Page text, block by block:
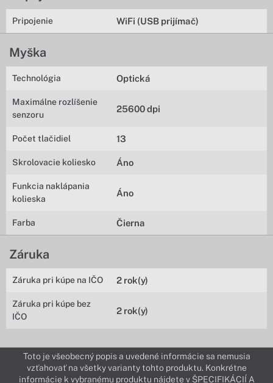
Pripojenie WiFi (USB prijímač)
Myška
Technológia Optická
Maximálne rozlíšenie
senzoru
25600 dpi
Počet tlačidiel 13
Skrolovacie koliesko Áno
Funkcia naklápania
kolieska
Áno
Farba Čierna
Záruka
Záruka pri kúpe na IČO 2 rok(y)
Záruka pri kúpe bez
IČO
2 rok(y)
Toto je všeobecný popis a uvedené informácie sa nemusia
vzťahovať na všetky varianty tohto produktu. Konkrétne
informácie k vybranému produktu nájdete v ŠPECIFIKÁCIÍ A